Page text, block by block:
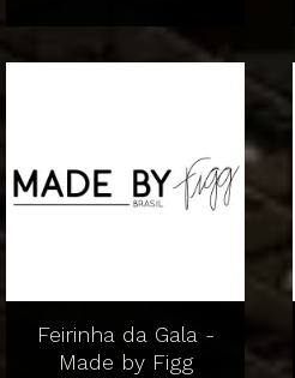
Feirinha da Gala -
Made by Figg